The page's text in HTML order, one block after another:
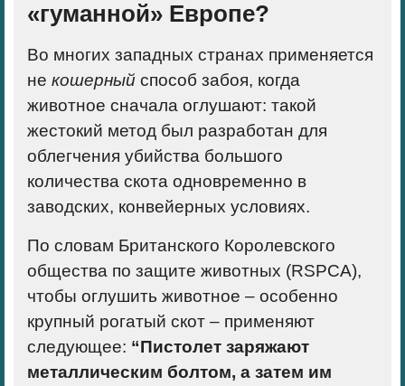
«гуманной» Европе?
Во многих западных странах применяется
не кошерный способ забоя, когда
животное сначала оглушают: такой
жестокий метод был разработан для
облегчения убийства большого
количества скота одновременно в
заводских, конвейерных условиях.
По словам Британского Королевского
общества по защите животных (RSPCA),
чтобы оглушить животное – особенно
крупный рогатый скот – применяют
следующее: “Пистолет заряжают
металлическим болтом, а затем им